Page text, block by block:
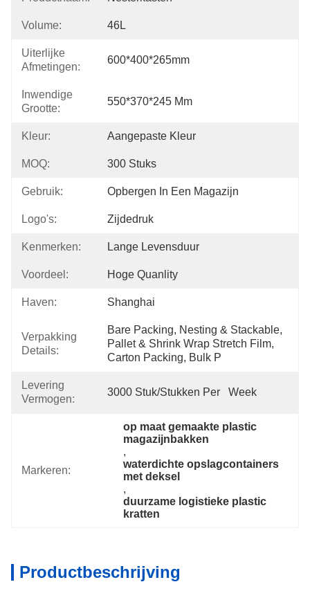
Volume: 46L
Uiterlijke
Afmetingen:
600*400*265mm
Inwendige
Grootte:
550*370*245 Mm
Kleur: Aangepaste Kleur
MOQ: 300 Stuks
Gebruik: Opbergen In Een Magazijn
Logo's: Zijdedruk
Kenmerken: Lange Levensduur
Voordeel: Hoge Quanlity
Haven: Shanghai
Verpakking
Details:
Bare Packing, Nesting & Stackable,
Pallet & Shrink Wrap Stretch Film,
Carton Packing, Bulk P
Levering
Vermogen:
3000 Stuk/Stukken Per   Week
Markeren:
op maat gemaakte plastic
magazijnbakken
,
waterdichte opslagcontainers
met deksel
,
duurzame logistieke plastic
kratten
Productbeschrijving